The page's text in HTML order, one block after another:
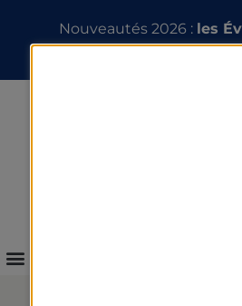
Nouveautés 2026 : les